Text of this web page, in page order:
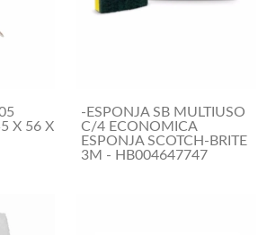
X 56 X
-ESPONJA SB MULTIUSO
C/4 ECONOMICA
ESPONJA SCOTCH-BRITE
3M - HB004647747